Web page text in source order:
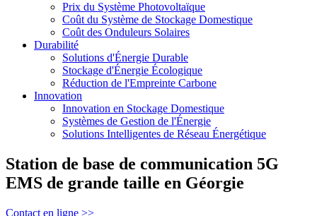
Prix du Système Photovoltaïque
Coût du Système de Stockage Domestique
Coût des Onduleurs Solaires
Durabilité
Solutions d'Énergie Durable
Stockage d'Énergie Écologique
Réduction de l'Empreinte Carbone
Innovation
Innovation en Stockage Domestique
Systèmes de Gestion de l'Énergie
Solutions Intelligentes de Réseau Énergétique
Station de base de communication 5G
EMS de grande taille en Géorgie
Contact en ligne >>